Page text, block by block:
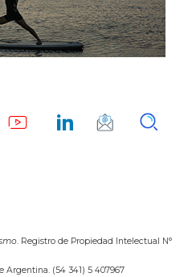
. Registro de Propiedad Intelectual N°
Argentina. (54 341) 5 407967